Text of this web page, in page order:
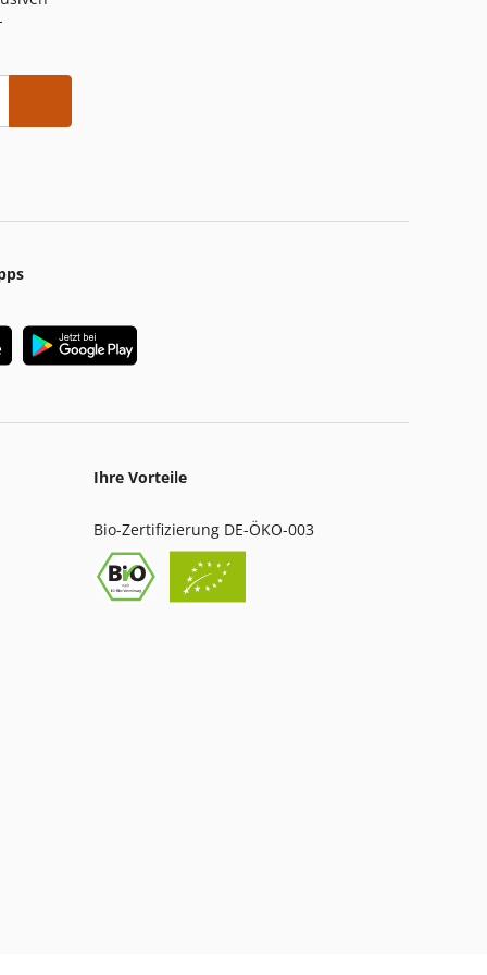
Ihre Vorteile
Bio-Zertifizierung DE-ÖKO-003